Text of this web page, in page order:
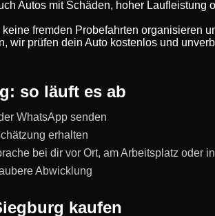
Autos mit Schäden, hoher Laufleistung
fremden Probefahrten organisieren
wir prüfen dein Auto kostenlos und
so läuft es ab
WhatsApp senden
erhalten
bei dir vor Ort, am Arbeitsplatz oder
Abwicklung
kaufen